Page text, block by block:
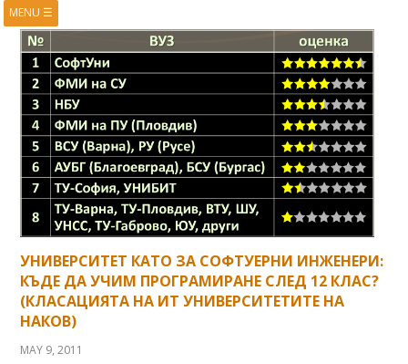
MENU ☰
HOME
ABOUT
BOOKS
COURSES
VIDEOS
PRESENTATIONS
RESEARCH
PUBLICATIONS
CONTACTS
RSS FEED
УНИВЕРСИТЕТ КАТО ЗА СОФТУЕРНИ ИНЖЕНЕРИ:
КЪДЕ ДА УЧИМ ПРОГРАМИРАНЕ СЛЕД 12 КЛАС?
(КЛАСАЦИЯТА НА ИТ УНИВЕРСИТЕТИТЕ НА
НАКОВ)
MAY 9, 2011